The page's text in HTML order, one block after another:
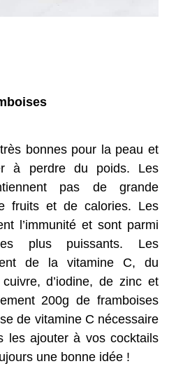
bonnes pour la peau et
à perdre du poids. Les
pas de grande
fruits et de calories. Les
l’immunité et sont parmi
plus puissants. Les
de la vitamine C, du
d’iodine, de zinc et
200g de framboises
de vitamine C nécessaire
les ajouter à vos cocktails
une bonne idée !